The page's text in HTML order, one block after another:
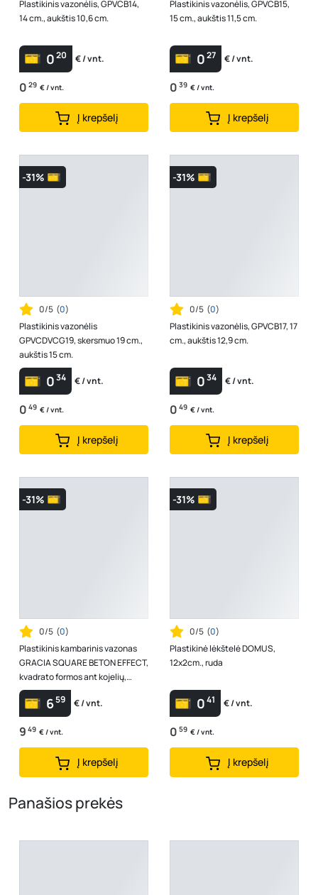
Plastikinis vazonėlis, GPVCB14,
14 cm., aukštis 10,6 cm.
020 € / vnt.
0 29 € / vnt.
Į krepšelį
Plastikinis vazonėlis, GPVCB15,
15 cm., aukštis 11,5 cm.
027 € / vnt.
0 39 € / vnt.
Į krepšelį
-31%
0/5 (0)
Plastikinis vazonėlis
GPVCDVCG19, skersmuo 19 cm.,
aukštis 15 cm.
034 € / vnt.
0 49 € / vnt.
Į krepšelį
-31%
0/5 (0)
Plastikinis vazonėlis, GPVCB17, 17
cm., aukštis 12,9 cm.
034 € / vnt.
0 49 € / vnt.
Į krepšelį
-31%
0/5 (0)
Plastikinis kambarinis vazonas
GRACIA SQUARE BETON EFFECT,
kvadrato formos ant kojelių,
pilkos sp., vazono skersmuo 24
c...
659 € / vnt.
9 49 € / vnt.
Į krepšelį
-31%
0/5 (0)
Plastikinė lėkštelė DOMUS,
12x2cm., ruda
041 € / vnt.
0 59 € / vnt.
Į krepšelį
Panašios prekės